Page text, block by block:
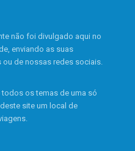
não foi divulgado aqui no
enviando as suas
de nossas redes sociais.
os temas de uma só
site um local de